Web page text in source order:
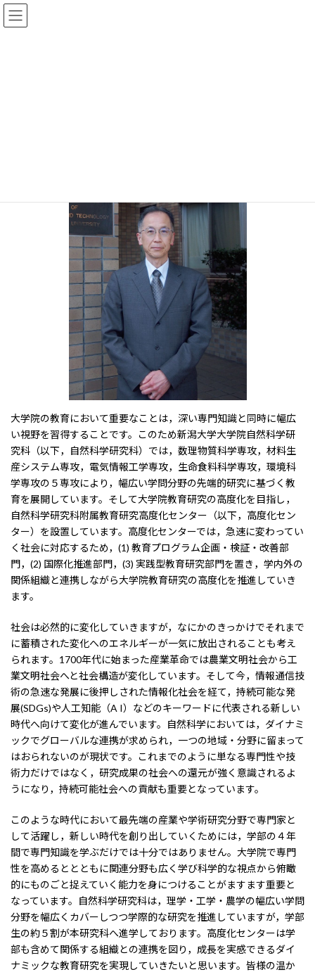
Skip
to
the
Skip
to
the
大学院の教育において重要なことは，深い専門知識と同時に幅広
い視野を習得することです。このため新潟大学大学院自然科学研
究科（以下，自然科学研究科）では，数理物質科学専攻，材料生
産システム専攻，電気情報工学専攻，生命食料科学専攻，環境科
学専攻の５専攻により，幅広い学問分野の先端的研究に基づく教
育を展開しています。そして大学院教育研究の高度化を目指し，
自然科学研究科附属教育研究高度化センター（以下，高度化セン
ター）を設置しています。高度化センターでは，急速に変わってい
く社会に対応するため， (1) 教育プログラム企画・検証・改善部
門， (2) 国際化推進部門， (3) 実践型教育研究部門を置き，学内外の
関係組織と連携しながら大学院教育研究の高度化を推進していき
ます。
社会は必然的に変化していきますが，なにかのきっかけでそれまで
に蓄積された変化へのエネルギーが一気に放出されることも考え
られます。 1700年代に始まった産業革命では農業文明社会から工
業文明社会へと社会構造が変化しています。そして今，情報通信技
術の急速な発展に後押しされた情報化社会を経て，持続可能な発
展(SDGs)や人工知能（A I）などのキーワードに代表される新しい
時代へ向けて変化が進んでいます。自然科学においては，ダイナミ
ックでグローバルな連携が求められ，一つの地域・分野に留まって
はおられないのが現状です。これまでのように単なる専門性や技
術力だけではなく，研究成果の社会への還元が強く意識されるよ
うになり，持続可能社会への貢献も重要となっています。
このような時代において最先端の産業や学術研究分野で専門家と
して活躍し，新しい時代を創り出していくためには，学部の４年
間で専門知識を学ぶだけでは十分ではありません。大学院で専門
性を高めるととともに関連分野も広く学び科学的な視点から俯瞰
的にものごと捉えていく能力を身につけることがますます重要と
なっています。自然科学研究科は，理学・工学・農学の幅広い学問
分野を幅広くカバーしつつ学際的な研究を推進していますが，学部
生の約５割が本研究科へ進学しております。高度化センターは学
部も含めて関係する組織との連携を図り，成長を実感できるダイ
ナミックな教育研究を実現していきたいと思います。皆様の温か